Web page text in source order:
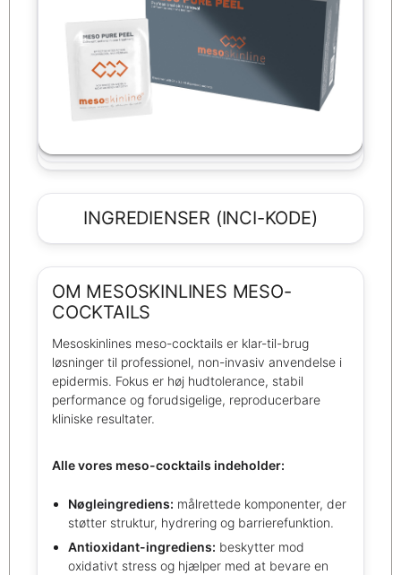
INGREDIENSER (INCI-KODE)
OM MESOSKINLINES MESO-
COCKTAILS
Mesoskinlines meso-cocktails er klar-til-brug
løsninger til professionel, non-invasiv anvendelse i
epidermis. Fokus er høj hudtolerance, stabil
performance og forudsigelige, reproducerbare
kliniske resultater.
Alle vores meso-cocktails indeholder:
Nøgleingrediens: målrettede komponenter, der
støtter struktur, hydrering og barrierefunktion.
Antioxidant-ingrediens: beskytter mod
oxidativt stress og hjælper med at bevare en